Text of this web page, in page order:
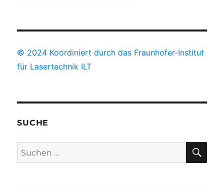
© 2024 Koordiniert durch das Fraunhofer-Institut
für Lasertechnik ILT
SUCHE
Suchen
nach: